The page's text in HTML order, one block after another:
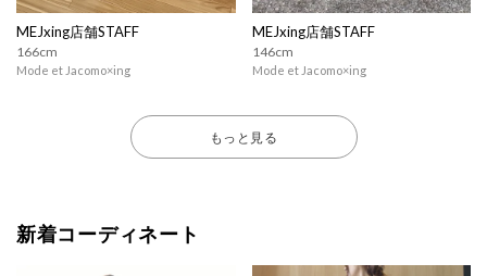
MEJxing店舗STAFF
166cm
Mode et Jacomo×ing
MEJxing店舗STAFF
146cm
Mode et Jacomo×ing
もっと見る
新着コーディネート